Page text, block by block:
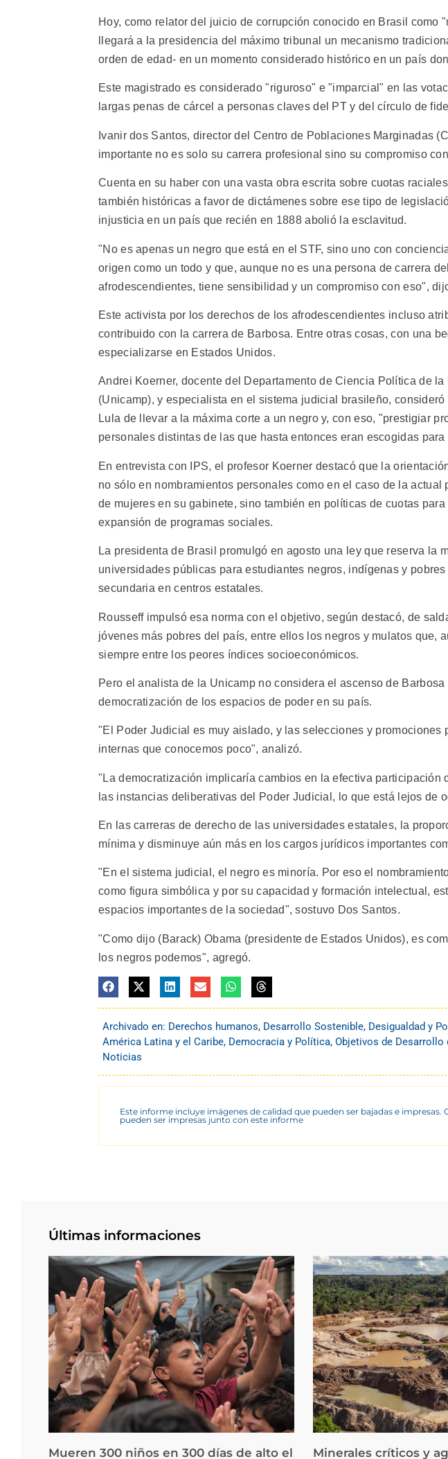
Hoy, como relator del juicio de corrupción conocido en Brasil como
llegará a la presidencia del máximo tribunal un mecanismo
orden de edad- en un momento considerado histórico en un país
Este magistrado es considerado "riguroso" e "imparcial" en las
largas penas de cárcel a personas claves del PT y del círculo de
Ivanir dos Santos, director del Centro de Poblaciones Marginadas
importante no es solo su carrera profesional sino su compromiso
Cuenta en su haber con una vasta obra escrita sobre cuotas
también históricas a favor de dictámenes sobre ese tipo de
injusticia en un país que recién en 1888 abolió la esclavitud.
"No es apenas un negro que está en el STF, sino uno con
origen como un todo y que, aunque no es una persona de carrera
afrodescendientes, tiene sensibilidad y un compromiso con eso",
Este activista por los derechos de los afrodescendientes incluso
contribuido con la carrera de Barbosa. Entre otras cosas, con una
especializarse en Estados Unidos.
Andrei Koerner, docente del Departamento de Ciencia Política de
(Unicamp), y especialista en el sistema judicial brasileño,
Lula de llevar a la máxima corte a un negro y, con eso, "prestigiar
personales distintas de las que hasta entonces eran escogidas
En entrevista con IPS, el profesor Koerner destacó que la
no sólo en nombramientos personales como en el caso de la actual
de mujeres en su gabinete, sino también en políticas de cuotas
expansión de programas sociales.
La presidenta de Brasil promulgó en agosto una ley que reserva la
universidades públicas para estudiantes negros, indígenas y
secundaria en centros estatales.
Rousseff impulsó esa norma con el objetivo, según destacó, de
jóvenes más pobres del país, entre ellos los negros y mulatos que,
siempre entre los peores índices socioeconómicos.
Pero el analista de la Unicamp no considera el ascenso de
democratización de los espacios de poder en su país.
"El Poder Judicial es muy aislado, y las selecciones y promociones
internas que conocemos poco", analizó.
"La democratización implicaría cambios en la efectiva participación
las instancias deliberativas del Poder Judicial, lo que está lejos de
En las carreras de derecho de las universidades estatales, la
mínima y disminuye aún más en los cargos jurídicos importantes
"En el sistema judicial, el negro es minoría. Por eso el
como figura simbólica y por su capacidad y formación intelectual,
espacios importantes de la sociedad", sostuvo Dos Santos.
"Como dijo (Barack) Obama (presidente de Estados Unidos), es
los negros podemos", agregó.
Archivado en: Derechos humanos, Desarrollo Sostenible, Desigualdad y
América Latina y el Caribe, Democracia y Política, Objetivos de Desarrollo
Noticias
Este informe incluye imágenes de calidad que pueden ser bajadas e impresas.
pueden ser impresas junto con este informe
Últimas informaciones
Mueren 300 niños en 300 días de alto el Minerales críticos y